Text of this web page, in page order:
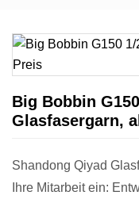
Big Bobbin
Glasfasergarn,
Shandong Qiyad
Ihre Mitarbeit ein: